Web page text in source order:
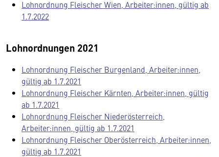
Lohnordnung Fleischer Wien, Arbeiter:innen, gültig ab
1.7.2022
Lohnordnungen 2021
Lohnordnung Fleischer Burgenland, Arbeiter:innen,
gültig ab 1.7.2021
Lohnordnung Fleischer Kärnten, Arbeiter:innen, gültig
ab 1.7.2021
Lohnordnung Fleischer Niederösterreich,
Arbeiter:innen, gültig ab 1.7.2021
Lohnordnung Fleischer Oberösterreich, Arbeiter:innen,
gültig ab 1.7.2021